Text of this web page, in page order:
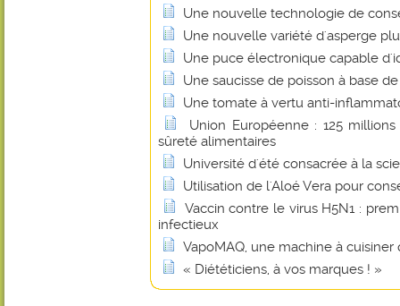
Une nouvelle technologie de
Une nouvelle variété d'asperge
Une puce électronique capable
Une saucisse de poisson à base
Une tomate à vertu anti-
Union Européenne : 125
sûreté alimentaires
Université d'été consacrée à la
Utilisation de l'Aloé Vera pour
Vaccin contre le virus H5N1 :
infectieux
VapoMAQ, une machine à
« Diététiciens, à vos marques ! »